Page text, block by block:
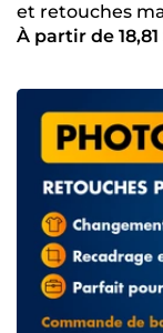
et retouches
À partir de 18,81